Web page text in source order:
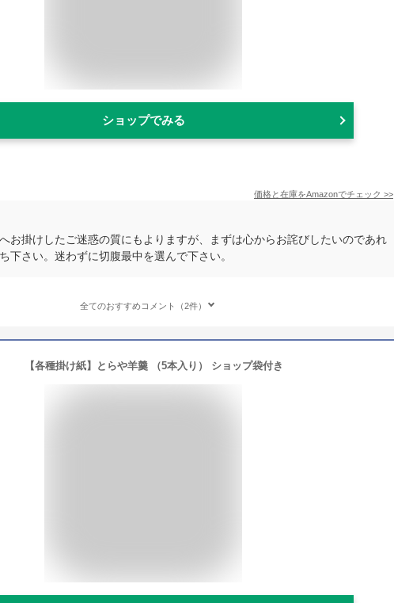
ショップでみる
価格と在庫をAmazonでチェック >>
お掛けしたご迷惑の質にもよりますが、まずは心からお詫びしたいのであれ
下さい。迷わずに切腹最中を選んで下さい。
全てのおすすめコメント（2件）
【各種掛け紙】とらや羊羹 （5本入り） ショップ袋付き